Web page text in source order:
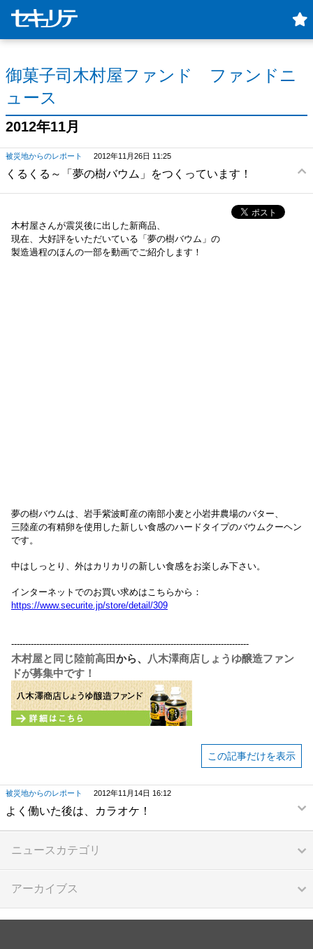
御菓子司木村屋ファンド ファンドニ
ュース
2012年11月
被災地からのレポート 2012年11月26日 11:25
くるくる～「夢の樹バウム」をつくっています！
木村屋さんが震災後に出した新商品、
現在、大好評をいただいている「夢の樹バウム」の
製造過程のほんの一部を動画でご紹介します！
夢の樹バウムは、岩手紫波町産の南部小麦と小岩井農場のバター、
三陸産の有精卵を使用した新しい食感のハードタイプのバウムクーヘン
です。
中はしっとり、外はカリカリの新しい食感をお楽しみ下さい。
インターネットでのお買い求めはこちらから：
https://www.securite.jp/store/detail/309
-------------------------------------------------------------------------------------
木村屋と同じ陸前高田から、
八木澤商店しょうゆ醸造ファン
ドが募集中です！
この記事だけを表示
被災地からのレポート 2012年11月14日 16:12
よく働いた後は、カラオケ！
ニュースカテゴリ
アーカイブス